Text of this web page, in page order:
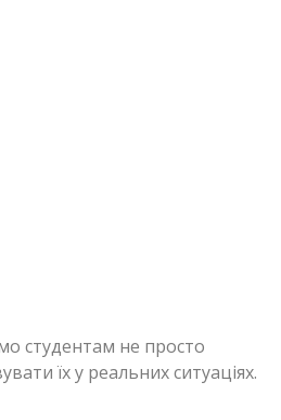
студентам не просто
їх у реальних ситуаціях.